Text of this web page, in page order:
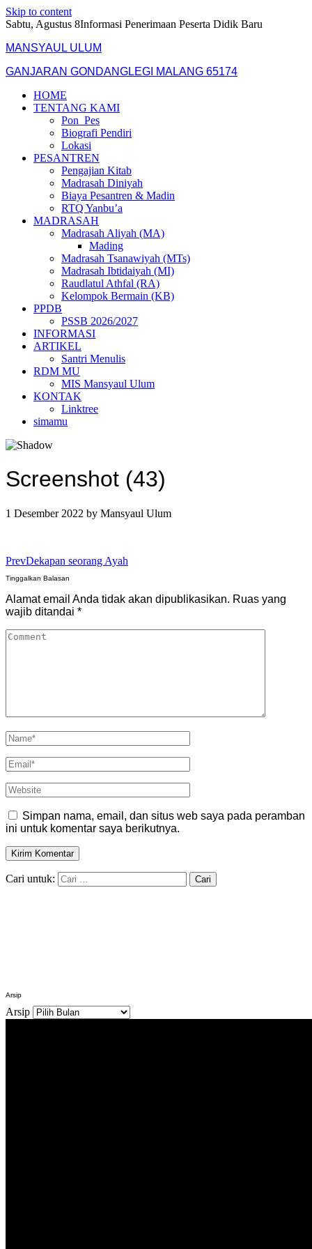
Skip to content
Sabtu, Agustus 8Informasi Penerimaan Peserta Didik Baru
MANSYAUL ULUM
GANJARAN GONDANGLEGI MALANG 65174
HOME
TENTANG KAMI
Pon_Pes
Biografi Pendiri
Lokasi
PESANTREN
Pengajian Kitab
Madrasah Diniyah
Biaya Pesantren & Madin
RTQ Yanbu’a
MADRASAH
Madrasah Aliyah (MA)
Mading
Madrasah Tsanawiyah (MTs)
Madrasah Ibtidaiyah (MI)
Raudlatul Athfal (RA)
Kelompok Bermain (KB)
PPDB
PSSB 2026/2027
INFORMASI
ARTIKEL
Santri Menulis
RDM MU
MIS Mansyaul Ulum
KONTAK
Linktree
simamu
Screenshot (43)
1 Desember 2022 by Mansyaul Ulum
PrevDekapan seorang Ayah
Tinggalkan Balasan
Alamat email Anda tidak akan dipublikasikan. Ruas yang
wajib ditandai *
Simpan nama, email, dan situs web saya pada peramban
ini untuk komentar saya berikutnya.
Cari untuk:
Arsip
Arsip